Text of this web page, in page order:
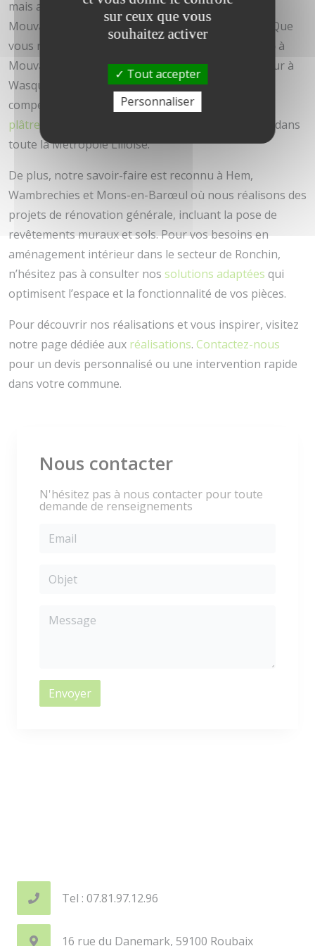
mais aussi dans les communes voisines telles que
Mouvaux, Croix, Ronchin, Wasquehal et Bondues. Que
vous recherchiez un spécialiste pour la
à
Mouvaux ou des solutions d’aménagement intérieur à
Wasquehal, notre équipe est à votre service. Nos
compétences couvrent également les travaux de
plâtrerie et isolation
pour améliorer votre confort dans
toute la Métropole Lilloise.
De plus, notre savoir-faire est reconnu à Hem,
Wambrechies et Mons-en-Barœul où nous réalisons des
projets de rénovation générale, incluant la pose de
revêtements muraux et sols. Pour vos besoins en
aménagement intérieur dans le secteur de Ronchin,
n’hésitez pas à consulter nos solutions adaptées qui
optimisent l’espace et la fonctionnalité de vos pièces.
Pour découvrir nos réalisations et vous inspirer, visitez
notre page dédiée aux réalisations. Contactez-nous
pour un devis personnalisé ou une intervention rapide
dans votre commune.
Nous contacter
N'hésitez pas à nous contacter pour toute
demande de renseignements
Envoyer
Tel : 07.81.97.12.96
16 rue du Danemark, 59100 Roubaix
sur ceux que vous
souhaitez activer
Tout accepter
Personnaliser